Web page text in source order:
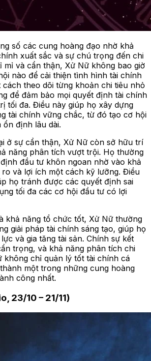
số các cung hoàng đạo nhờ khả
xuất sắc và sự chú trọng đến chi
mỉ và cẩn thận, Xử Nữ không bao giờ
nào để cải thiện tình hình tài chính
cách theo dõi từng khoản chi tiêu nhỏ
để đảm bảo mọi quyết định tài chính
tối đa. Điều này giúp họ xây dựng
tài chính vững chắc, từ đó tạo cơ hội
ổn định lâu dài.
ở sự cẩn thận, Xử Nữ còn sở hữu trí
năng phân tích vượt trội. Họ thường
đầu tư khôn ngoan nhờ vào khả
ro và lợi ích một cách kỹ lưỡng. Điều
họ tránh được các quyết định sai
tối đa các cơ hội đầu tư có lợi
khả năng tổ chức tốt, Xử Nữ thường
giải pháp tài chính sáng tạo, giúp họ
và gia tăng tài sản. Chính sự kết
trọng, và khả năng phân tích chi
không chỉ quản lý tốt tài chính cá
một trong những cung hoàng
công nhất.
23/10 – 21/11)